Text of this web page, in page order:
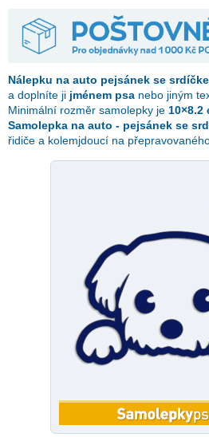
Nálepku na auto pejsánek se
a doplníte ji jménem psa nebo jiným
Minimální rozměr samolepky je 10×8.2
Samolepka na auto - pejsánek se
řidiče a kolemjdoucí na